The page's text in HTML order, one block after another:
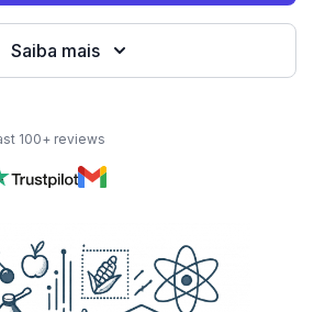
Saiba mais
100+ reviews